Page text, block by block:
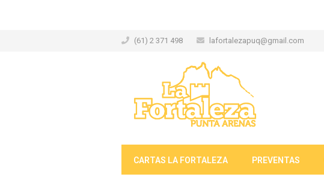
(61) 2 371 498 lafortalezapuq@gmail.com
CARTAS LA FORTALEZA PREVENTAS